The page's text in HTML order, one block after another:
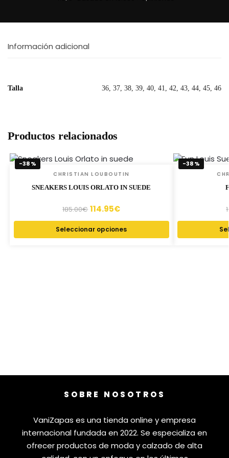
Información adicional
Talla 36, 37, 38, 39, 40, 41, 42, 43, 44, 45, 46
Productos relacionados
-38%
CHRISTIAN LOUBOUTIN
SNEAKERS LOUIS ORLATO IN SUEDE
185.00€ 114.95€
Seleccionar opciones
-38%
SOBRE NOSOTROS
VaniZapas es una tienda online y empresa
internacional fundada en 2022. Se especializa en
ofrecer productos de moda y calzado de alta